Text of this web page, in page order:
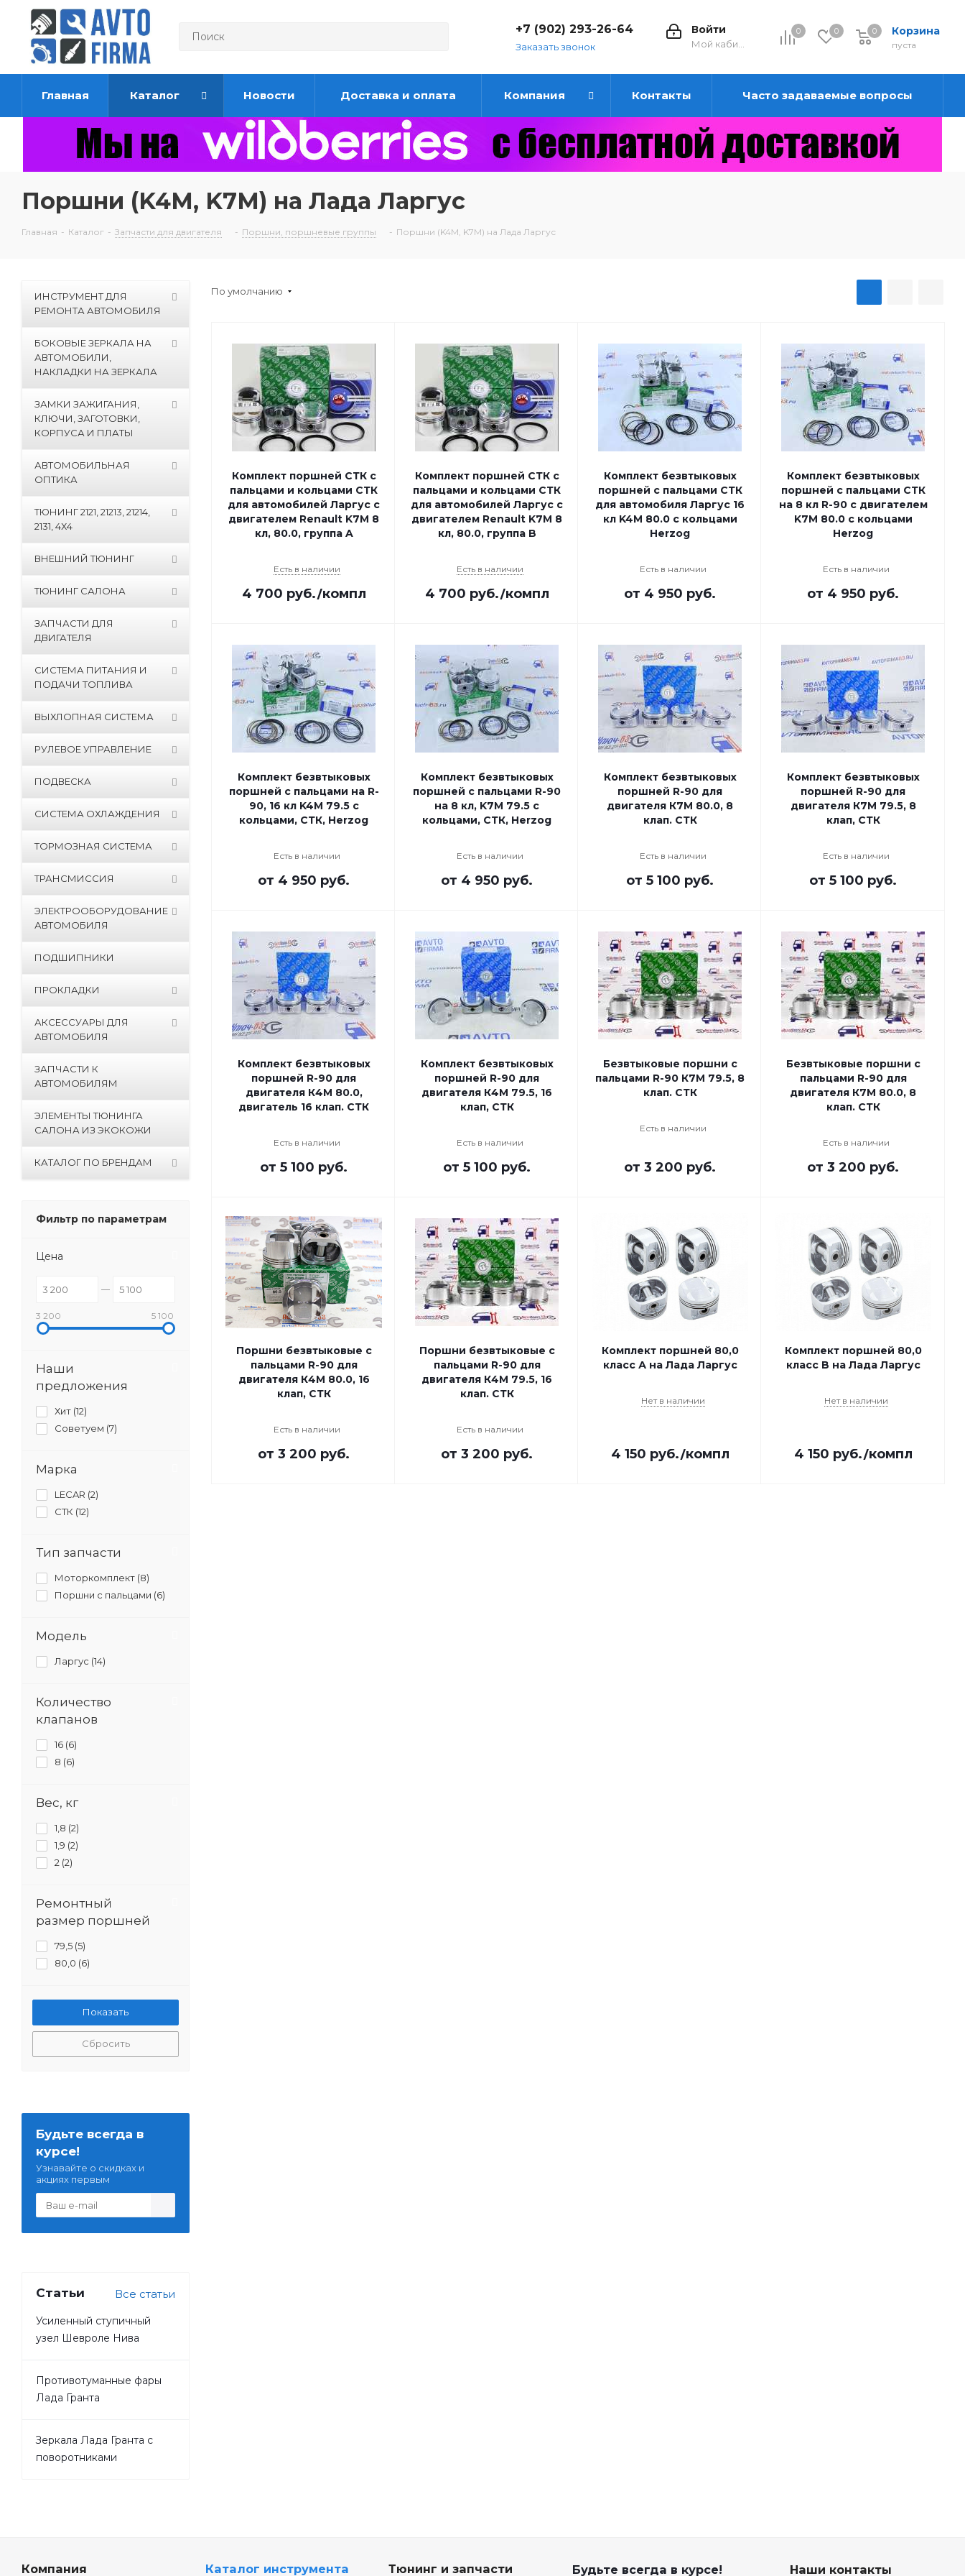
0 0 Корзина
0
пуста
0
Войти
+7 (902) 293-26-64
Заказать звонок
Главная Каталог Новости Доставка и оплата Компания Контакты Часто задаваемые вопросы
Поршни (K4M, K7M) на Лада Ларгус
Главная - Каталог - Запчасти для двигателя - Поршни, поршневые группы - Поршни (K4M, K7M) на Лада Ларгус
По умолчанию
Комплект поршней СТК с
пальцами и кольцами СТК
для автомобилей Ларгус с
двигателем Renault K7M 8
кл, 80.0, группа A
Есть в наличии
4 700 руб./компл
Комплект поршней СТК с
пальцами и кольцами СТК
для автомобилей Ларгус с
двигателем Renault K7M 8
кл, 80.0, группа B
Есть в наличии
4 700 руб./компл
Комплект безвтыковых
поршней с пальцами СТК
для автомобиля Ларгус 16
кл K4M 80.0 с кольцами
Herzog
Есть в наличии
от 4 950 руб.
Комплект безвтыковых
поршней с пальцами СТК
на 8 кл R-90 с двигателем
K7M 80.0 с кольцами
Herzog
Есть в наличии
от 4 950 руб.
Комплект безвтыковых
поршней с пальцами на R-
90, 16 кл K4M 79.5 с
кольцами, СТК, Herzog
Есть в наличии
от 4 950 руб.
Комплект безвтыковых
поршней с пальцами R-90
на 8 кл, K7M 79.5 с
кольцами, СТК, Herzog
Есть в наличии
от 4 950 руб.
Комплект безвтыковых
поршней R-90 для
двигателя К7М 80.0, 8
клап. СТК
Есть в наличии
от 5 100 руб.
Комплект безвтыковых
поршней R-90 для
двигателя К7М 79.5, 8
клап, СТК
Есть в наличии
от 5 100 руб.
Комплект безвтыковых
поршней R-90 для
двигателя К4М 80.0,
двигатель 16 клап. СТК
Есть в наличии
от 5 100 руб.
Комплект безвтыковых
поршней R-90 для
двигателя К4М 79.5, 16
клап, СТК
Есть в наличии
от 5 100 руб.
Безвтыковые поршни с
пальцами R-90 К7М 79.5, 8
клап. СТК
Есть в наличии
от 3 200 руб.
Безвтыковые поршни с
пальцами R-90 для
двигателя К7М 80.0, 8
клап. СТК
Есть в наличии
от 3 200 руб.
Поршни безвтыковые с
пальцами R-90 для
двигателя К4М 80.0, 16
клап, СТК
Есть в наличии
от 3 200 руб.
Поршни безвтыковые с
пальцами R-90 для
двигателя К4М 79.5, 16
клап. СТК
Есть в наличии
от 3 200 руб.
Комплект поршней 80,0
класс А на Лада Ларгус
Нет в наличии
4 150 руб./компл
Комплект поршней 80,0
класс B на Лада Ларгус
Нет в наличии
4 150 руб./компл
ИНСТРУМЕНТ ДЛЯ
РЕМОНТА АВТОМОБИЛЯ
БОКОВЫЕ ЗЕРКАЛА НА
АВТОМОБИЛИ,
НАКЛАДКИ НА ЗЕРКАЛА
ЗАМКИ ЗАЖИГАНИЯ,
КЛЮЧИ, ЗАГОТОВКИ,
КОРПУСА И ПЛАТЫ
АВТОМОБИЛЬНАЯ
ОПТИКА
ТЮНИНГ 2121, 21213, 21214,
2131, 4Х4
ВНЕШНИЙ ТЮНИНГ
ТЮНИНГ САЛОНА
ЗАПЧАСТИ ДЛЯ
ДВИГАТЕЛЯ
СИСТЕМА ПИТАНИЯ И
ПОДАЧИ ТОПЛИВА
ВЫХЛОПНАЯ СИСТЕМА
РУЛЕВОЕ УПРАВЛЕНИЕ
ПОДВЕСКА
СИСТЕМА ОХЛАЖДЕНИЯ
ТОРМОЗНАЯ СИСТЕМА
ТРАНСМИССИЯ
ЭЛЕКТРООБОРУДОВАНИЕ
АВТОМОБИЛЯ
ПОДШИПНИКИ
ПРОКЛАДКИ
АКСЕССУАРЫ ДЛЯ
АВТОМОБИЛЯ
ЗАПЧАСТИ К
АВТОМОБИЛЯМ
ЭЛЕМЕНТЫ ТЮНИНГА
САЛОНА ИЗ ЭКОКОЖИ
КАТАЛОГ ПО БРЕНДАМ
Фильтр по параметрам
Цена
3 200 5 100
Наши
предложения
Хит (12)
Советуем (7)
Марка
LECAR (2)
СТК (12)
Тип запчасти
Моторкомплект (8)
Поршни с пальцами (6)
Модель
Ларгус (14)
Количество
клапанов
16 (6)
8 (6)
Вес, кг
1,8 (2)
1,9 (2)
2 (2)
Ремонтный
размер поршней
79,5 (5)
80,0 (6)
Сбросить
Узнавайте о скидках и
Усиленный ступичный
узел Шевроле Нива